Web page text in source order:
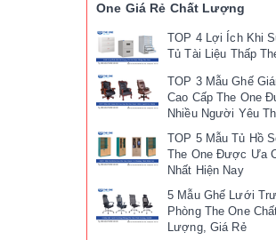
One Giá Rẻ Chất Lượng
TOP 4 Lợi Ích Khi
Tủ Tài Liệu Thấp
TOP 3 Mẫu Ghế
Cao Cấp The One
Nhiều Người Yêu
TOP 5 Mẫu Tủ Hồ
The One Được Ưa
Nhất Hiện Nay
5 Mẫu Ghế Lưới
Phòng The One
Lượng, Giá Rẻ